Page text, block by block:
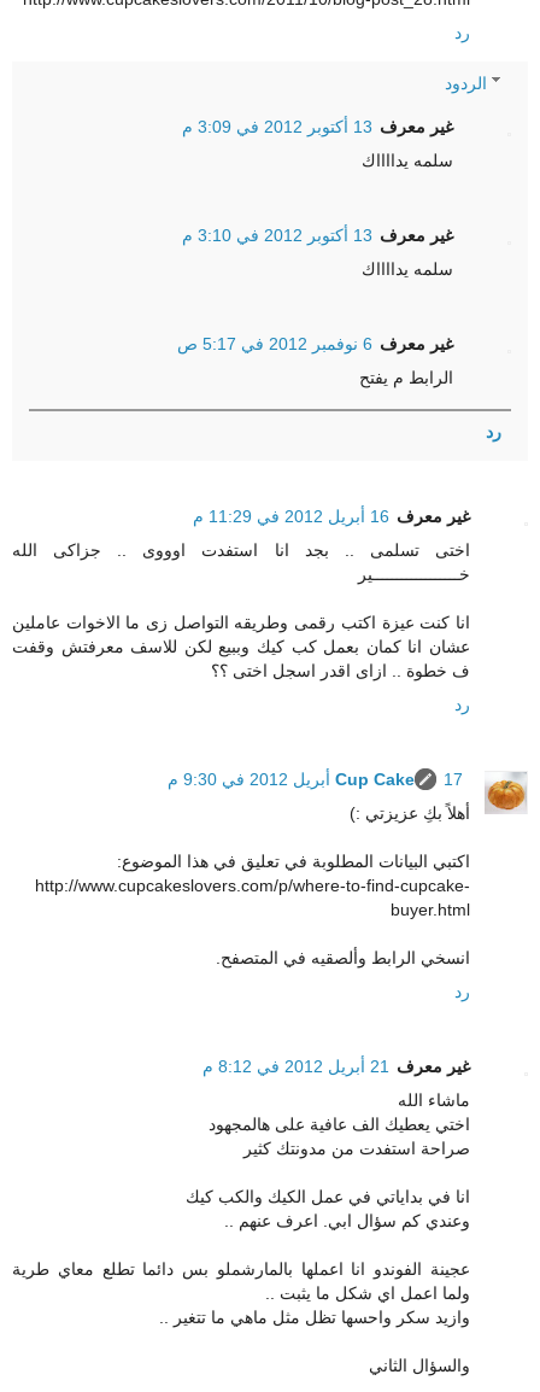
رد
الردود
غير معرف 13 أكتوبر 2012 في 3:09 م
سلمه يدااااك
غير معرف 13 أكتوبر 2012 في 3:10 م
سلمه يدااااك
غير معرف 6 نوفمبر 2012 في 5:17 ص
الرابط م يفتح
رد
غير معرف 16 أبريل 2012 في 11:29 م
اختى تسلمى .. بجد انا استفدت اوووى .. جزاكى الله
خــــــــــــــــــير
انا كنت عيزة اكتب رقمى وطريقه التواصل زى ما الاخوات عاملين
عشان انا كمان بعمل كب كيك وببيع لكن للاسف معرفتش وقفت
ف خطوة .. ازاى اقدر اسجل اختى ؟؟
رد
Cup Cake
17 أبريل 2012 في 9:30 م
أهلاً بكِ عزيزتي :)
اكتبي البيانات المطلوبة في تعليق في هذا الموضوع:
http://www.cupcakeslovers.com/p/where-to-find-cupcake-
buyer.html
انسخي الرابط وألصقيه في المتصفح.
رد
غير معرف
21 أبريل 2012 في 8:12 م
ماشاء الله
اختي يعطيك الف عافية على هالمجهود
صراحة استفدت من مدونتك كثير
انا في بداياتي في عمل الكيك والكب كيك
وعندي كم سؤال ابي. اعرف عنهم ..
عجينة الفوندو انا اعملها بالمارشملو بس دائما تطلع معاي طرية
ولما اعمل اي شكل ما يثبت ..
وازيد سكر واحسها تظل مثل ماهي ما تتغير ..
والسؤال الثاني